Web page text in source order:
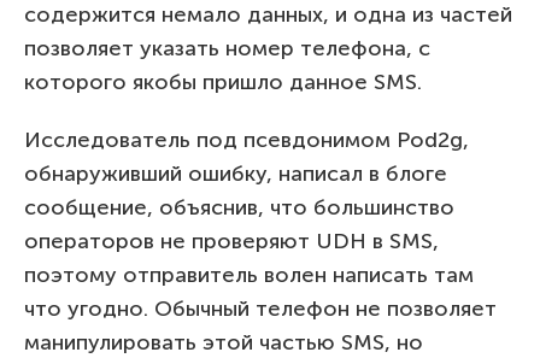
содержится немало данных, и одна из частей
позволяет указать номер телефона, с
которого якобы пришло данное SMS.
Исследователь под псевдонимом Pod2g,
обнаруживший ошибку, написал в блоге
сообщение, объяснив, что большинство
операторов не проверяют UDH в SMS,
поэтому отправитель волен написать там
что угодно. Обычный телефон не позволяет
манипулировать этой частью SMS, но